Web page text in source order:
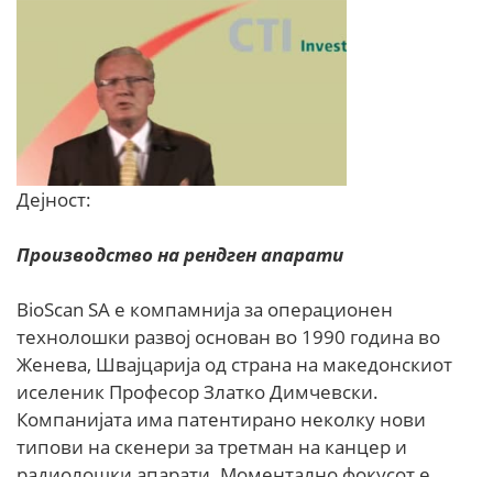
Дејност:
Производство на рендген апарати
BioScan SA е компамнија за операционен
технолошки развој основан во 1990 година во
Женева, Швајцарија од страна на македонскиот
иселеник Професор Златко Димчевски.
Компанијата има патентирано неколку нови
типови на скенери за третман на канцер и